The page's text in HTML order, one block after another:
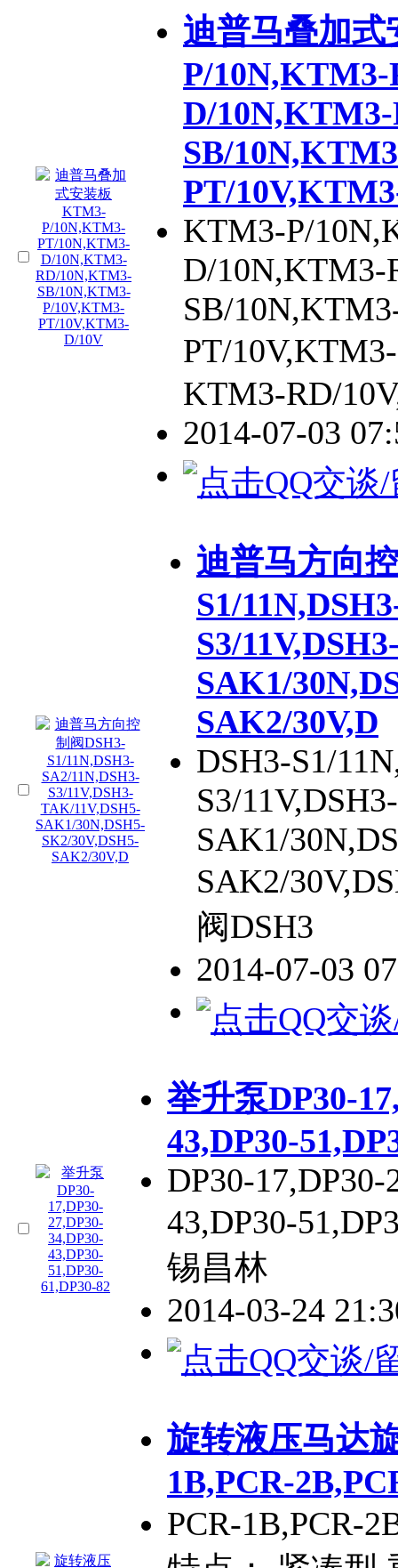
迪普马叠加
P/
D/
SB/
PT/
KTM3-P/
D/10N,KTM3-
SB/
PT/
KTM3-RD/
2014-07-03
迪普马方向
S1/
S3/
SAK1/
SAK2/30V,D
DSH3-S1/
S3/
SAK1/
SAK2/
阀DSH3
2014-07-03
举升泵DP30-
43,DP30-
DP30-17,DP30-
43,DP30-
锡昌林
2014-03-24
旋转液压马达
1B,PCR-
PCR-1B,PCR-